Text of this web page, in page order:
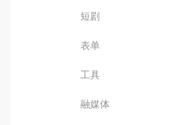
短剧
表单
工具
融媒体